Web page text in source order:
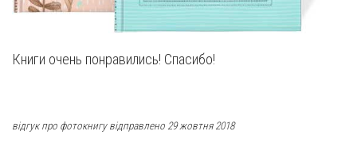
Книги очень понравились! Спасибо!
відгук про фотокнигу відправлено 29 жовтня 2018